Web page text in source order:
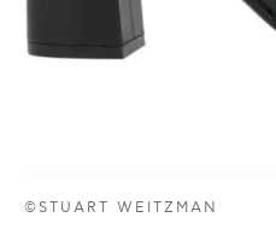
©STUART WEITZMAN